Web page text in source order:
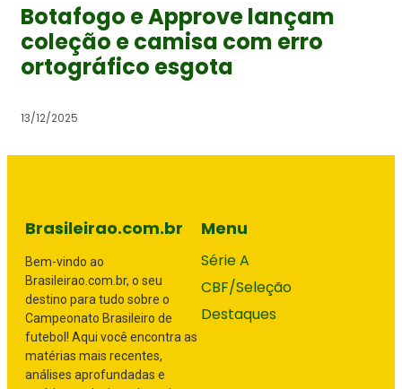
Botafogo e Approve lançam
coleção e camisa com erro
ortográfico esgota
13/12/2025
Brasileirao.com.br
Bem-vindo ao
Brasileirao.com.br, o seu
destino para tudo sobre o
Campeonato Brasileiro de
futebol! Aqui você encontra as
matérias mais recentes,
análises aprofundadas e
Menu
Série A
CBF/Seleção
Destaques